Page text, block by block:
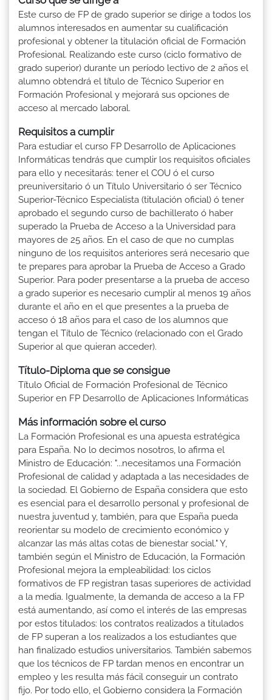
Este curso de FP de grado superior se dirige a todos los
alumnos interesados en aumentar su cualificación
profesional y obtener la titulación oficial de Formación
Profesional. Realizando este curso (ciclo formativo de
grado superior) durante un período lectivo de 2 años el
alumno obtendrá el título de Técnico Superior en
Formación Profesional y mejorará sus opciones de
acceso al mercado laboral.
Requisitos a cumplir
Para estudiar el curso FP Desarrollo de Aplicaciones
Informáticas tendrás que cumplir los requisitos oficiales
para ello y necesitarás: tener el COU ó el curso
preuniversitario ó un Título Universitario ó ser Técnico
Superior-Técnico Especialista (titulación oficial) ó tener
aprobado el segundo curso de bachillerato ó haber
superado la Prueba de Acceso a la Universidad para
mayores de 25 años. En el caso de que no cumplas
ninguno de los requisitos anteriores será necesario que
te prepares para aprobar la Prueba de Acceso a Grado
Superior. Para poder presentarse a la prueba de acceso
a grado superior es necesario cumplir al menos 19 años
durante el año en el que presentes a la prueba de
acceso ó 18 años para el caso de los alumnos que
tengan el Título de Técnico (relacionado con el Grado
Superior al que quieran acceder).
Título-Diploma que se consigue
Título Oficial de Formación Profesional de Técnico
Superior en FP Desarrollo de Aplicaciones Informáticas
Más información sobre el curso
La Formación Profesional es una apuesta estratégica
para España. No lo decimos nosotros, lo afirma el
Ministro de Educación: "...necesitamos una Formación
Profesional de calidad y adaptada a las necesidades de
la sociedad. El Gobierno de España considera que esto
es esencial para el desarrollo personal y profesional de
nuestra juventud y, también, para que España pueda
reorientar su modelo de crecimiento económico y
alcanzar las más altas cotas de bienestar social." Y,
también según el Ministro de Educación, la Formación
Profesional mejora la empleabilidad: los ciclos
formativos de FP registran tasas superiores de actividad
a la media. Igualmente, la demanda de acceso a la FP
está aumentando, así como el interés de las empresas
por estos titulados: los contratos realizados a titulados
de FP superan a los realizados a los estudiantes que
han finalizado estudios universitarios. También sabemos
que los técnicos de FP tardan menos en encontrar un
empleo y les resulta más fácil conseguir un contrato
fijo. Por todo ello, el Gobierno considera la Formación